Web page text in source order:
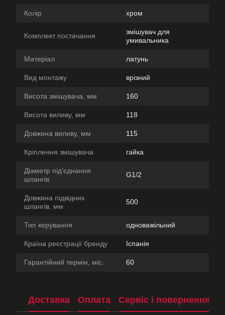
Колір хром
Комплект постачання
змішувач для
умивальника
Матеріал латунь
Вид монтажу врізний
Висота змішувача, мм 160
Висота виливу, мм 118
Довжина виливу, мм 115
Кріплення змішувача гайка
Діаметр під'єднання
шлангів
G1/2
Довжина підвідних
шлангів, мм
500
Тип керування одноважільний
Країна реєстрації бренду Іспанія
Гарантійний термін, міс. 60
Доставка Оплата Сервіс і повернення